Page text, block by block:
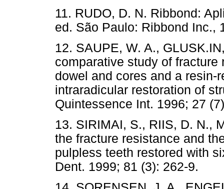
11. RUDO, D. N. Ribbond:
ed. São Paulo: Ribbond Inc.,
12. SAUPE, W. A.,
comparative study of
dowel and cores and a resin-
intraradicular restoration of
Quintessence Int. 1996; 27
13. SIRIMAI, S., RIIS, D. N.,
the fracture resistance and
pulpless teeth restored with
Dent. 1999; 81 (3): 262-9.